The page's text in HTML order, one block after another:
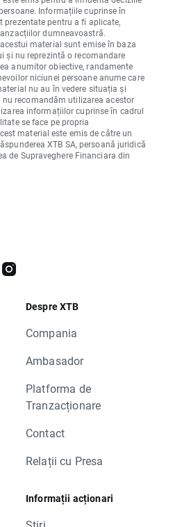
Informațiile cuprinse în
pentru a fi aplicate,
dumneavoastră.
material sunt emise în baza
și nu reprezintă o recomandare
anumitor obiective, randamente
niciunei persoane anume care
nu au în vedere situația și
recomandăm utilizarea acestor
informațiilor cuprinse în cadrul
se face pe propria
material este emis de către un
XTB SA, persoană juridică
de Supraveghere Financiara din
Despre XTB
Compania
Ambasador
Platforma de
Tranzacționare
Contact
Relații cu Presa
Informații acționari